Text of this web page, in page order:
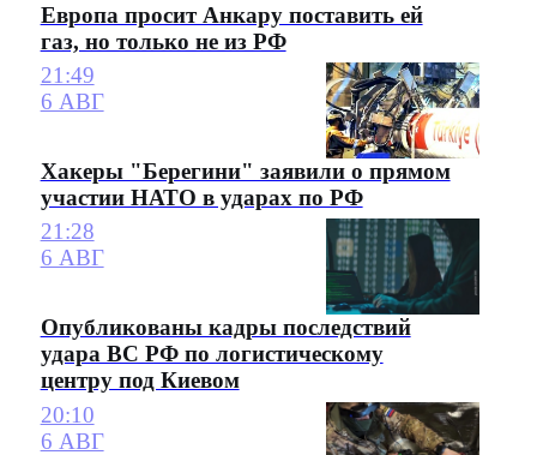
Европа просит Анкару поставить ей
газ, но только не из РФ
21:49
6 АВГ
Хакеры "Берегини" заявили о прямом
участии НАТО в ударах по РФ
21:28
6 АВГ
Опубликованы кадры последствий
удара ВС РФ по логистическому
центру под Киевом
20:10
6 АВГ